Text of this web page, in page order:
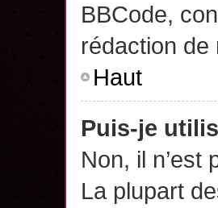
BBCode,
rédaction de
Haut
Puis-je
Non, il n’est
La plupart